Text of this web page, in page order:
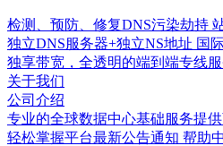
检测、预防、修复DNS污染劫持
独立DNS服务器+独立NS地址 国
独享带宽，全透明的端到端专线
关于我们
公司介绍
专业的全球数据中心基础服务提
轻松掌握平台最新公告通知 帮助